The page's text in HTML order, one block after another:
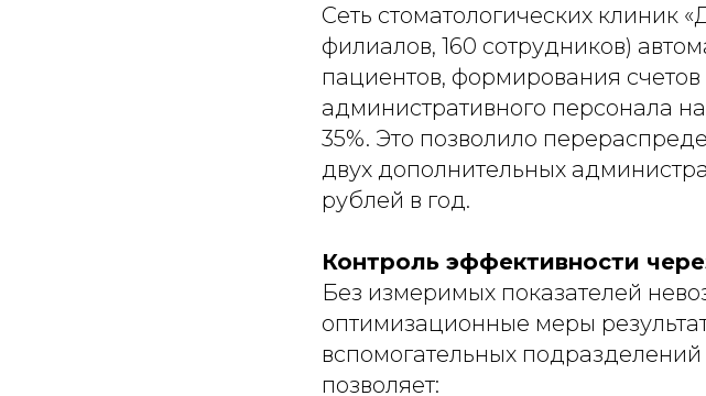
Сеть стоматологических клиник
филиалов, 160 сотрудников)
пациентов, формирования
административного персонала
35%. Это позволило
двух дополнительных
рублей в год.
Контроль эффективности
Без измеримых показателей
оптимизационные меры
вспомогательных
позволяет: